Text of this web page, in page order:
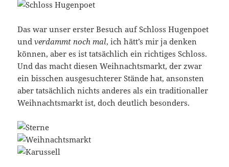
Das war unser erster Besuch auf Schloss Hugenpoet
undverdammt noch mal, ich hätt’s mir ja denken
können, aber es ist tatsächlich ein richtiges Schloss.
Und das macht diesen Weihnachtsmarkt, der zwar
ein bisschen ausgesuchterer Stände hat, ansonsten
aber tatsächlich nichts anderes als ein traditionaller
Weihnachtsmarkt ist, doch deutlich besonders.